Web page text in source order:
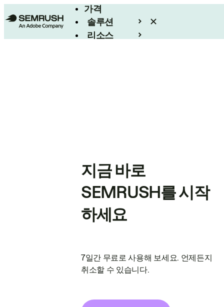
가격
솔루션
리소스
지금 바로
SEMRUSH를 시작
하세요
7일간 무료로 사용해 보세요. 언제든지
취소할 수 있습니다.